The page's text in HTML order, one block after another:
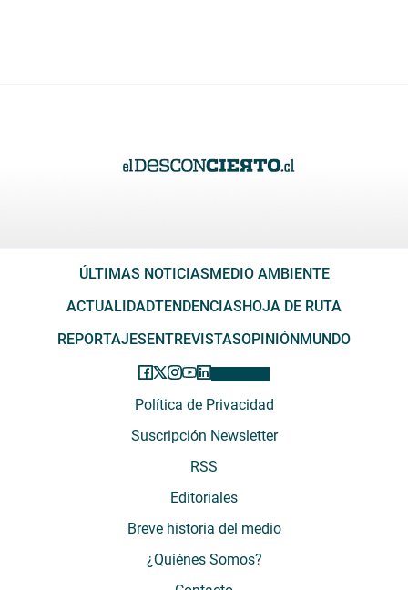
ÚLTIMAS NOTICIASMEDIO AMBIENTE
ACTUALIDADTENDENCIASHOJA DE RUTA
REPORTAJESENTREVISTASOPINIÓNMUNDO
Política de Privacidad
Suscripción Newsletter
RSS
Editoriales
Breve historia del medio
¿Quiénes Somos?